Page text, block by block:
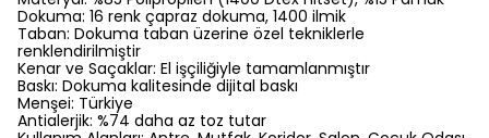
Dokuma: 16 renk çapraz dokuma, 1400 ilmik
Taban: Dokuma taban üzerine özel tekniklerle
renklendirilmiştir
Kenar ve Saçaklar: El işçiliğiyle tamamlanmıştır
Baskı: Dokuma kalitesinde dijital baskı
Menşei: Türkiye
Antialerjik: %74 daha az toz tutar